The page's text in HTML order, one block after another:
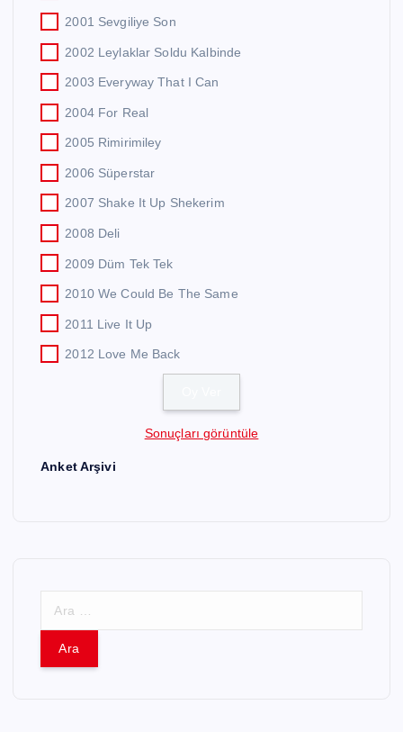
2001 Sevgiliye Son
2002 Leylaklar Soldu Kalbinde
2003 Everyway That I Can
2004 For Real
2005 Rimirimiley
2006 Süperstar
2007 Shake It Up Shekerim
2008 Deli
2009 Düm Tek Tek
2010 We Could Be The Same
2011 Live It Up
2012 Love Me Back
Sonuçları görüntüle
Anket Arşivi